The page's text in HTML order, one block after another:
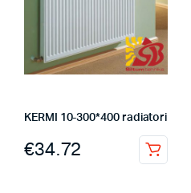
KERMI 10-300*400 radiatori
€34.72